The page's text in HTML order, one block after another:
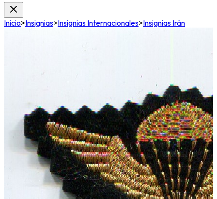
Inicio>Insignias>Insignias Internacionales>Insignias Irán